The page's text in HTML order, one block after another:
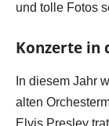
und tolle Fotos
Konzerte in
In diesem Jahr
alten
Elvis Presley